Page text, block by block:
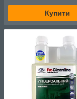
Купити